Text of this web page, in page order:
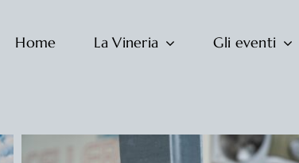
Home La Vineria Gli eventi